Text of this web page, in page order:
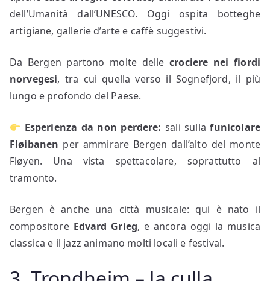
dell’Umanità dall’UNESCO. Oggi ospita botteghe
artigiane, gallerie d’arte e caffè suggestivi.
Da Bergen partono molte dellecrociere nei fiordi
norvegesi, tra cui quella verso il Sognefjord, il più
lungo e profondo del Paese.
Esperienza da non perdere: sali sullafunicolare
Fløibanen per ammirare Bergen dall’alto del monte
Fløyen. Una vista spettacolare, soprattutto al
tramonto.
Bergen è anche una città musicale: qui è nato il
compositore Edvard Grieg, e ancora oggi la musica
classica e il jazz animano molti locali e festival.